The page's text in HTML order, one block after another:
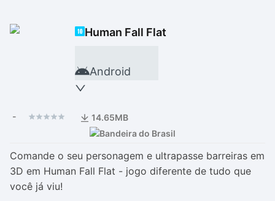
Human Fall Flat
Android
- 14.65MB
Comande o seu personagem e ultrapasse barreiras em
3D em Human Fall Flat - jogo diferente de tudo que
você já viu!